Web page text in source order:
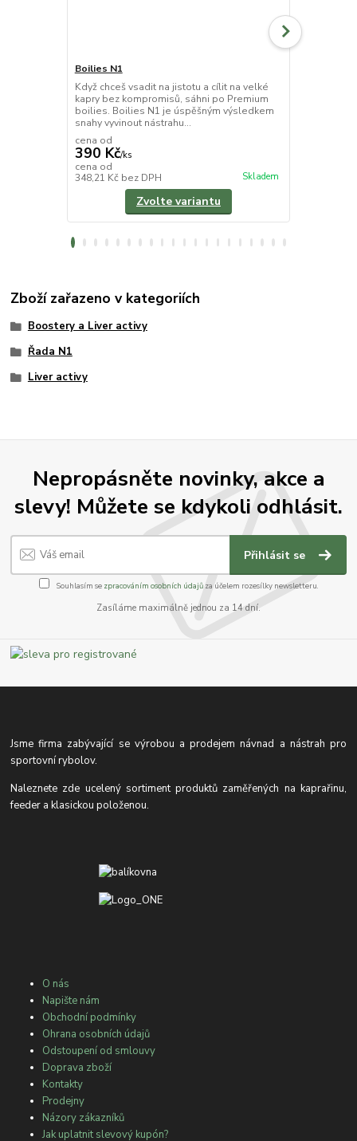
Boilies N1
Když chceš vsadit na jistotu a cílit na velké
kapry bez kompromisů, sáhni po Premium
boilies. Boilies N1 je úspěšným výsledkem
snahy vyvinout nástrahu...
cena od
390 Kč/ks
cena od
348,21 Kč bez DPH Skladem
Zvolte variantu
Zboží zařazeno v kategoriích
Boostery a Liver activy
Řada N1
Liver activy
Nepropásněte novinky, akce a
slevy! Můžete se kdykoli odhlásit.
Přihlásit se
Souhlasím se zpracováním osobních údajůza účelem rozesílky newsletteru.
Zasíláme maximálně jednou za 14 dní.
Jsme firma zabývající se výrobou a prodejem návnad a nástrah pro
sportovní rybolov.
Naleznete zde ucelený sortiment produktů zaměřených na kaprařinu,
feeder a klasickou položenou.
O nás
Napište nám
Obchodní podmínky
Ohrana osobních údajů
Odstoupení od smlouvy
Doprava zboží
Kontakty
Prodejny
Názory zákazníků
Jak uplatnit slevový kupón?